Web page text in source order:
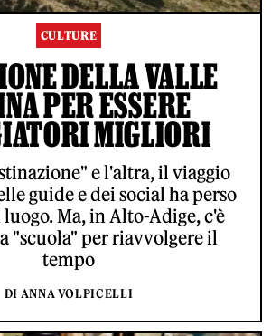
CULTURE
DELLA VALLE
PER ESSERE
MIGLIORI
e l'altra, il viaggio
guide e dei social ha perso
luogo. Ma, in Alto-Adige, c'è
"scuola" per riavvolgere il
tempo
DI ANNA VOLPICELLI